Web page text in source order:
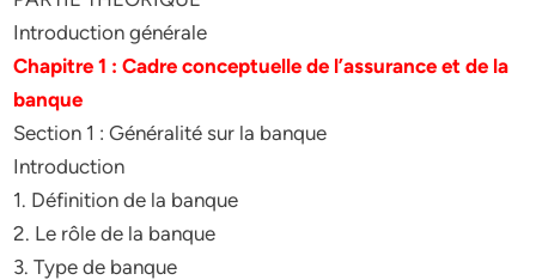
Introduction générale
Chapitre 1 : Cadre conceptuelle de l’assurance et de la
banque
Section 1 : Généralité sur la banque
Introduction
1. Définition de la banque
2. Le rôle de la banque
3. Type de banque